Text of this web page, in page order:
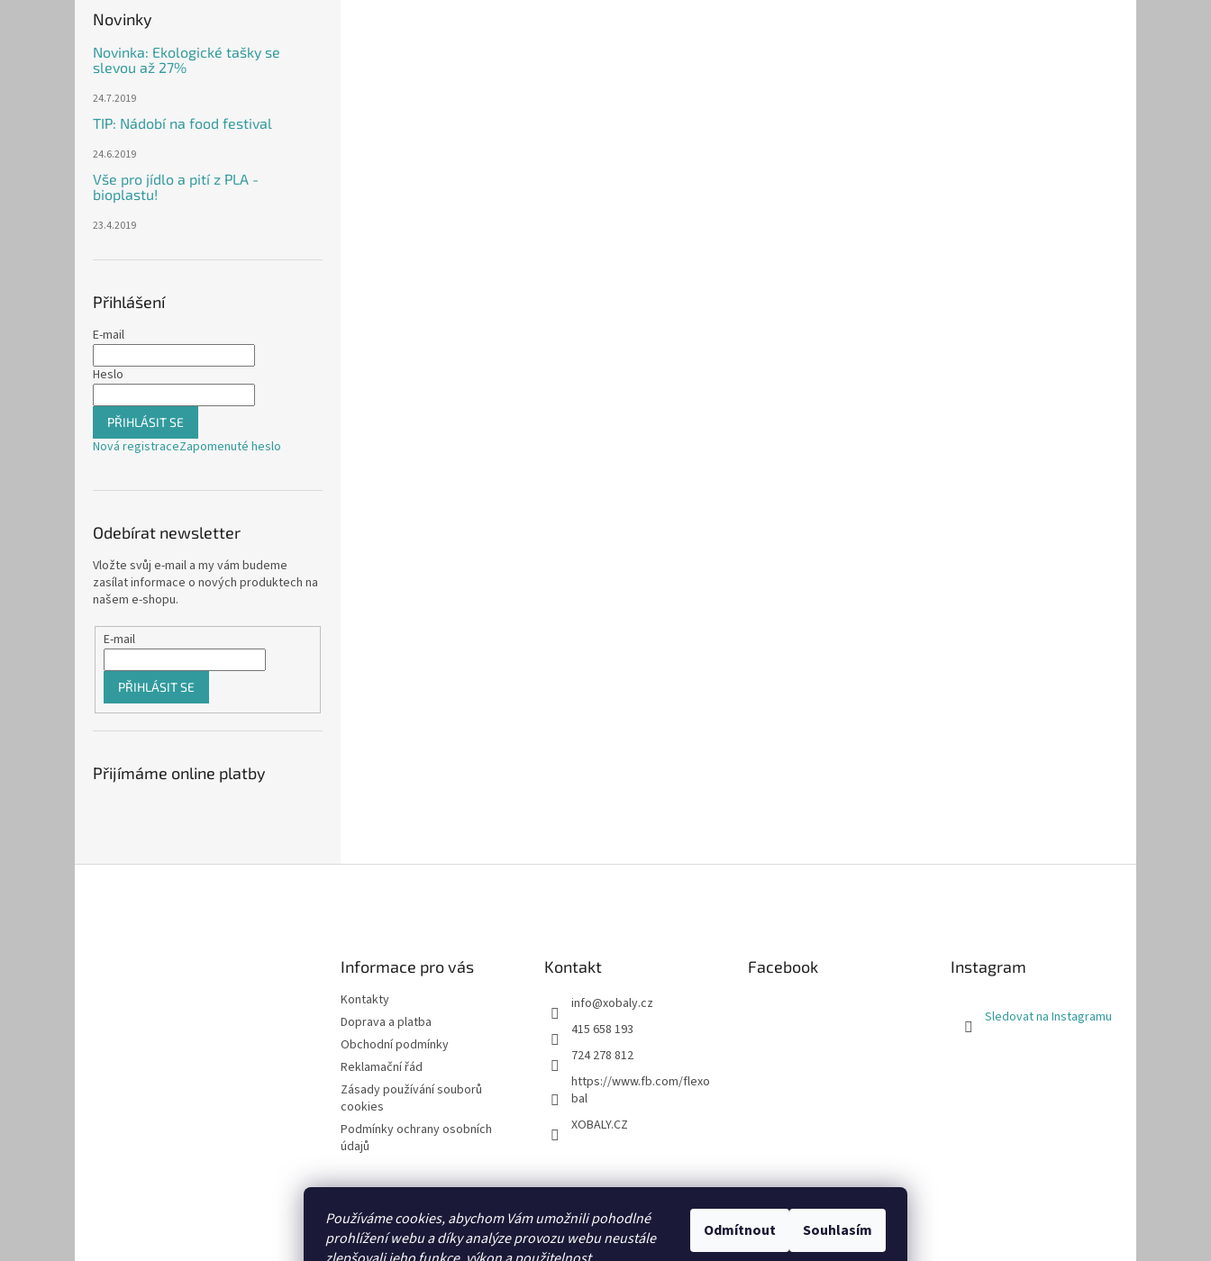
Používáme cookies, abychom Vám umožnili pohodlné
prohlížení webu a díky analýze provozu webu neustále
Odmítnout Souhlasím
Novinky
Novinka: Ekologické tašky se
slevou až 27%
24.7.2019
TIP: Nádobí na food festival
24.6.2019
Vše pro jídlo a pití z PLA -
bioplastu!
23.4.2019
Přihlášení
E-mail
Heslo
PŘIHLÁSIT SE
Nová registraceZapomenuté heslo
Odebírat newsletter
Vložte svůj e-mail a my vám budeme
zasílat informace o nových produktech na
našem e-shopu.
E-mail
PŘIHLÁSIT SE
Přijímáme online platby
Informace pro vás
Kontakty
Doprava a platba
Obchodní podmínky
Reklamační řád
Zásady používání souborů
cookies
Podmínky ochrany osobních
údajů
Kontakt
info@xobaly.cz
415 658 193
724 278 812
https://www.fb.com/flexo
bal
XOBALY.CZ
Facebook Instagram
Sledovat na Instagramu
FLEXOBAL KATRIN